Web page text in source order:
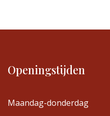
Openingstijden
Maandag-donderdag